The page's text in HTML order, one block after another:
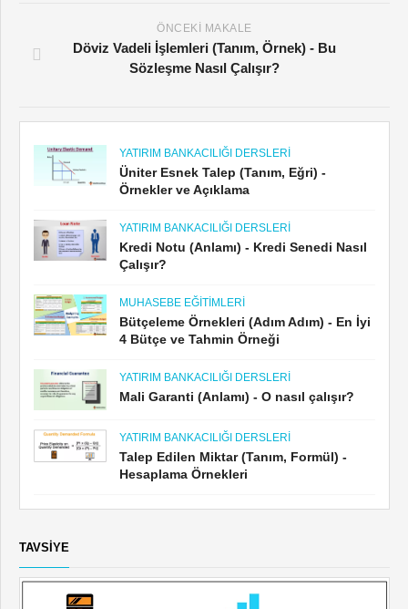
ÖNCEKI MAKALE
Döviz Vadeli İşlemleri (Tanım, Örnek) - Bu
Sözleşme Nasıl Çalışır?
YATIRIM BANKACILIĞI DERSLERI
Üniter Esnek Talep (Tanım, Eğri) -
Örnekler ve Açıklama
YATIRIM BANKACILIĞI DERSLERI
Kredi Notu (Anlamı) - Kredi Senedi Nasıl
Çalışır?
MUHASEBE EĞITIMLERI
Bütçeleme Örnekleri (Adım Adım) - En İyi
4 Bütçe ve Tahmin Örneği
YATIRIM BANKACILIĞI DERSLERI
Mali Garanti (Anlamı) - O nasıl çalışır?
YATIRIM BANKACILIĞI DERSLERI
Talep Edilen Miktar (Tanım, Formül) -
Hesaplama Örnekleri
TAVSIYE